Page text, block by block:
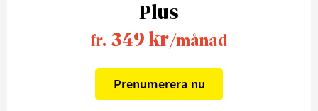
Plus
fr. 349 kr/månad
Prenumerera nu